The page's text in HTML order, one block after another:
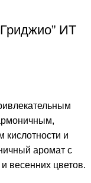
ИТ
и
аромат с
весенних цветов.